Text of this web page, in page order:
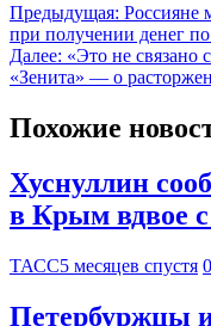
Предыдущая: Россияне
при получении денег
Далее: «Это не связано
«Зенита» — о
Похожие
Хуснуллин
в Крым вдвое с
ТАСС5 месяцев спустя 0
Петербуржцы